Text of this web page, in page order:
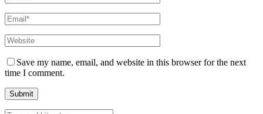
Save my name, email, and website in this browser for the next
time I comment.